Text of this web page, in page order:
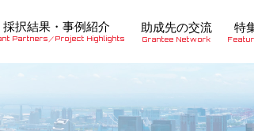
採択結果・事例紹介
Partners／Project Highlights
助成先の交流
Grantee Network
特